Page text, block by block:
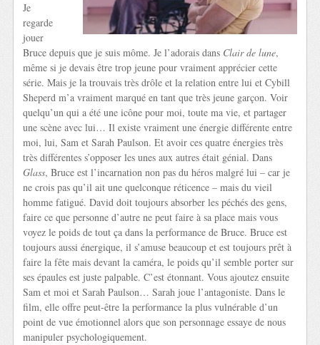
Je
regarde
jouer
Bruce depuis que je suis môme. Je l’adorais dans Clair de lune,
même si je devais être trop jeune pour vraiment apprécier cette
série. Mais je la trouvais très drôle et la relation entre lui et Cybill
Sheperd m’a vraiment marqué en tant que très jeune garçon. Voir
quelqu’un qui a été une icône pour moi, toute ma vie, et partager
une scène avec lui… Il existe vraiment une énergie différente entre
moi, lui, Sam et Sarah Paulson. Et avoir ces quatre énergies très
très différentes s’opposer les unes aux autres était génial. Dans
Glass, Bruce est l’incarnation non pas du héros malgré lui – car je
ne crois pas qu’il ait une quelconque réticence – mais du vieil
homme fatigué. David doit toujours absorber les péchés des gens,
faire ce que personne d’autre ne peut faire à sa place mais vous
voyez le poids de tout ça dans la performance de Bruce. Bruce est
toujours aussi énergique, il s’amuse beaucoup et est toujours prêt à
faire la fête mais devant la caméra, le poids qu’il semble porter sur
ses épaules est juste palpable. C’est étonnant. Vous ajoutez ensuite
Sam et moi et Sarah Paulson… Sarah joue l’antagoniste. Dans le
film, elle offre peut-être la performance la plus vulnérable d’un
point de vue émotionnel alors que son personnage essaye de nous
manipuler psychologiquement.